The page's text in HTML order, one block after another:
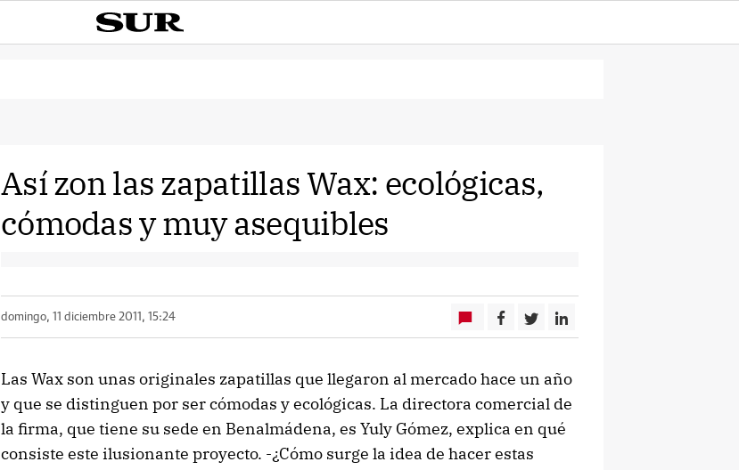
Así zon las zapatillas Wax: ecológicas,
cómodas y muy asequibles
domingo, 11 diciembre 2011, 15:24
Las Wax son unas originales zapatillas que llegaron al mercado hace un año
y que se distinguen por ser cómodas y ecológicas. La directora comercial de
la firma, que tiene su sede en Benalmádena, es Yuly Gómez, explica en qué
consiste este ilusionante proyecto. -¿Cómo surge la idea de hacer estas